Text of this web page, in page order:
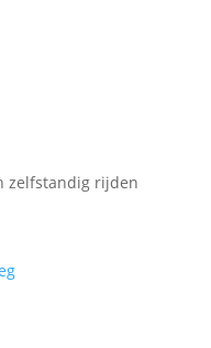
zelfstandig rijden